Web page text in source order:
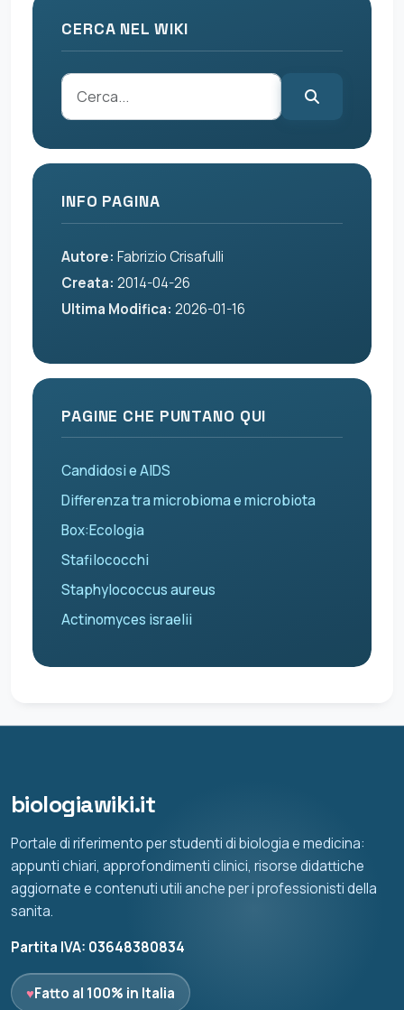
CERCA NEL WIKI
INFO PAGINA
Autore: Fabrizio Crisafulli
Creata: 2014-04-26
Ultima Modifica: 2026-01-16
PAGINE CHE PUNTANO QUI
Candidosi e AIDS
Differenza tra microbioma e microbiota
Box:Ecologia
Stafilococchi
Staphylococcus aureus
Actinomyces israelii
biologiawiki.it
Portale di riferimento per studenti di biologia e medicina:
appunti chiari, approfondimenti clinici, risorse didattiche
aggiornate e contenuti utili anche per i professionisti della
sanita.
Partita IVA: 03648380834
♥Fatto al 100% in Italia